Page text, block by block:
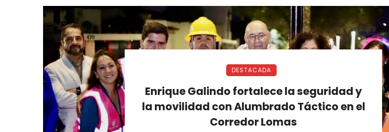
DESTACADA
Enrique Galindo fortalece la seguridad y
la movilidad con Alumbrado Táctico en el
Corredor Lomas